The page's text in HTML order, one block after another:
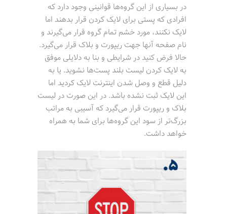
در بسیاری از این گروه‌ها قوانینی وجود دارد که
افرادی که پستی برای لایک کردن قرار بدهند اما
لایک نکنند، مورد خشم تمام گروه قرار می‌گیرند و
نام صفحه آنها جهت ریپورت و بلاک قرار می‌گیرد.
حالا فرض کنید در شرایطی و بنا به دلایلی موفق
به لایک کردن لیست بلند پست‌ها نشوید. یا به
دلیل قطع و وصل شدن اینترنت لایک کردید اما
این لایک ثبت نشده باشد. در این صورت در لیست
بلاک و ریپورت قرار می‌گیرد که آسیبی به مراتب
بزرگ‌تر از سود این گروه‌ها برای شما به همراه
خواهد داشت.